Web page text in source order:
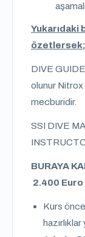
Yukarıdaki
özetlersek;
DIVE
olunur Nitrox
mecburidir.
SSI DIVE
BURAYA
2.400 Euro
Kurs
hazırlıklar